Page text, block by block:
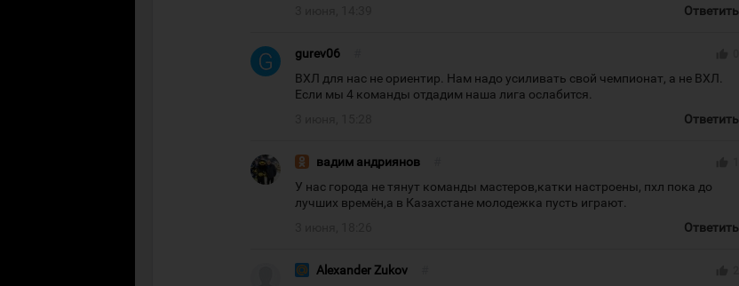
Ответить
gurev06
ВХЛ для нас не ориентир. Нам надо усиливать свой чемпионат, а не ВХЛ.
Если мы 4 команды отдадим наша лига ослабится.
Ответить
вадим андриянов
У нас города не тянут команды мастеров,катки настроены, пхл пока до
лучших времён,а в Казахстане молодежка пусть играют.
Ответить
Alexander Zukov